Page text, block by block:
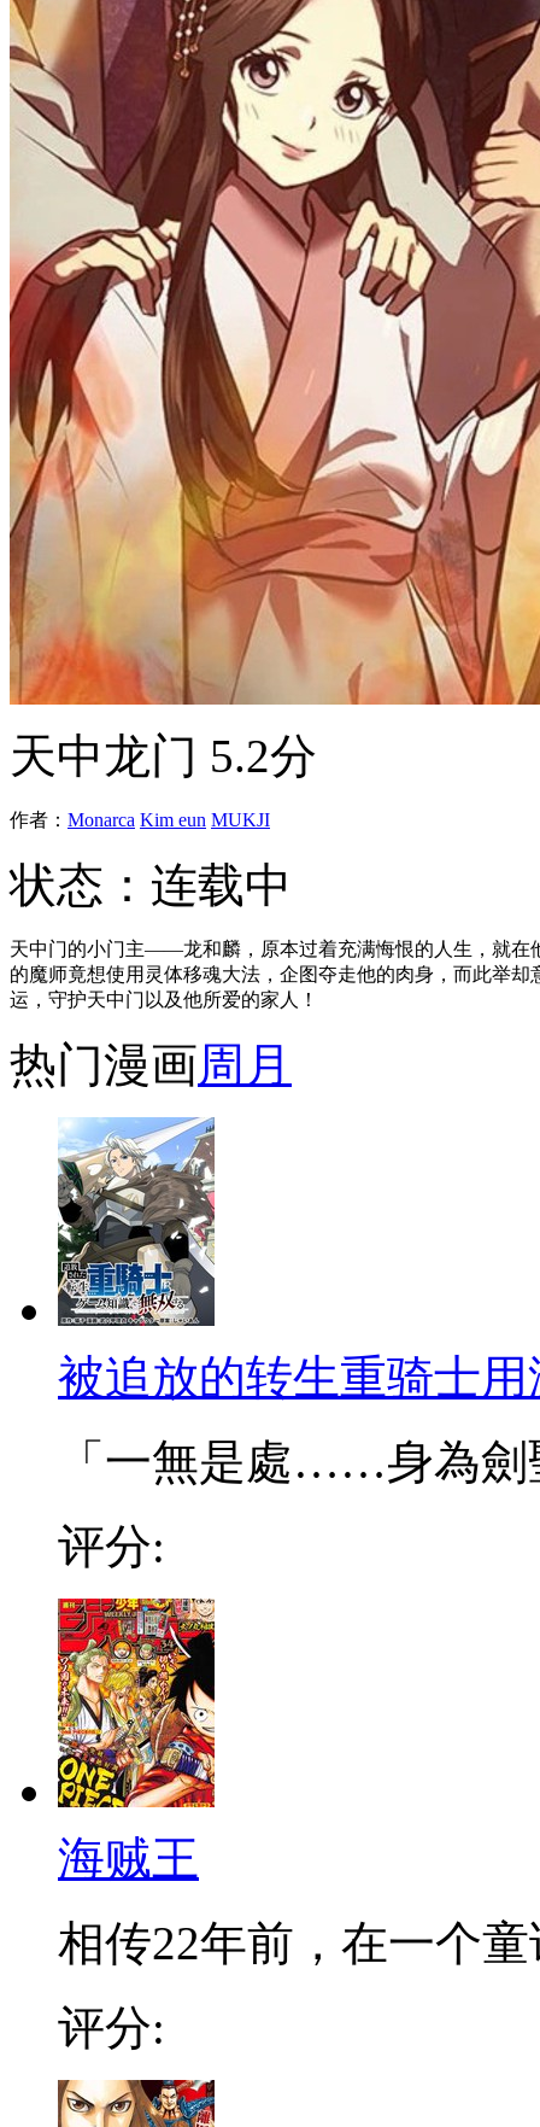
天中龙门 5.2分
作者： Monarca Kim eun MUKJI
状态： 连载中
天中门的小门主——龙和麟，原本过着充满悔恨的人生，就在
的魔师竟想使用灵体移魂大法，企图夺走他的肉身，而此举
运，守护天中门以及他所爱的家人！
热门漫画周 月
被追放的转生重骑士
「一無是處……身為劍
评分:
海贼王
相传22年前，在一个
评分: